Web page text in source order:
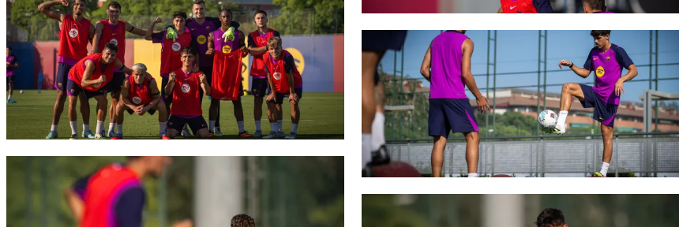
FC Barcelona club badge
FC Barcelona club badge
FC Barcelona club badge